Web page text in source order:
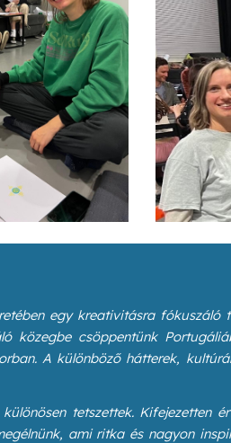
egy kreativitásra fókuszáló
közegbe csöppentünk
A különböző hátterek,
tetszettek. Kifejezetten
ami ritka és nagyon